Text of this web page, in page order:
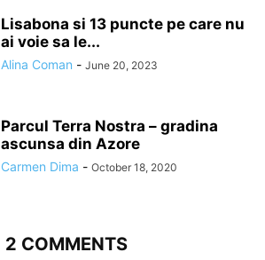
Lisabona si 13 puncte pe care nu
ai voie sa le...
Alina Coman - June 20, 2023
Parcul Terra Nostra – gradina
ascunsa din Azore
Carmen Dima - October 18, 2020
2 COMMENTS